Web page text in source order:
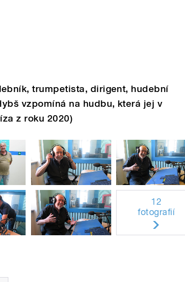
trumpetista, dirigent, hudební
vzpomíná na hudbu, která jej v
z roku 2020)
12
fotografií